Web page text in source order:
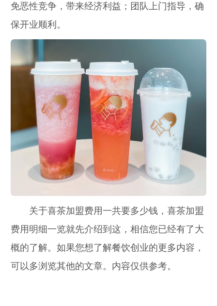
免恶性竞争，带来经济利益；团队上门指导，确
保开业顺利。
关于喜茶加盟费用一共要多少钱，喜茶加盟
费用明细一览就先介绍到这，相信您已经有了大
概的了解。如果您想了解餐饮创业的更多内容，
可以多浏览其他的文章。内容仅供参考。